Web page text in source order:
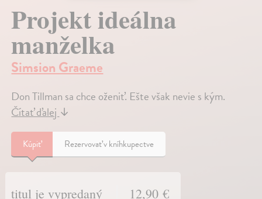
Projekt ideálna
manželka
Simsion Graeme
Don Tillman sa chce oženiť. Ešte však nevie s kým.
Čítať ďalej↓
Kúpiť Rezervovať v kníhkupectve
titul je vypredaný 12,90 €